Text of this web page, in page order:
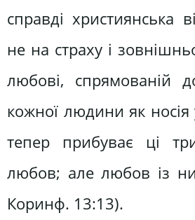
справді християнська
не на страху і
любові, спрямованій
кожної людини як
тепер прибуває ці
любов; але любов із
Коринф. 13:13).